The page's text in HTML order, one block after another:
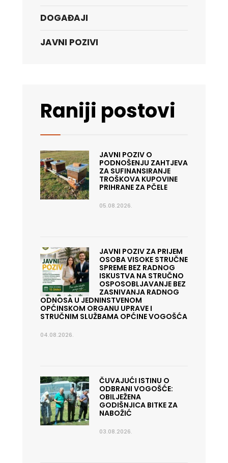
DOGAĐAJI
JAVNI POZIVI
Raniji postovi
JAVNI POZIV O
PODNOŠENJU ZAHTJEVA
ZA SUFINANSIRANJE
TROŠKOVA KUPOVINE
PRIHRANE ZA PČELE
05.08.2026.
JAVNI POZIV ZA PRIJEM
OSOBA VISOKE STRUČNE
SPREME BEZ RADNOG
ISKUSTVA NA STRUČNO
OSPOSOBLJAVANJE BEZ
ZASNIVANJA RADNOG
ODNOSA U JEDNINSTVENOM
OPĆINSKOM ORGANU UPRAVE I
STRUČNIM SLUŽBAMA OPĆINE VOGOŠĆA
04.08.2026.
ČUVAJUĆI ISTINU O
ODBRANI VOGOŠĆE:
OBILJEŽENA
GODIŠNJICA BITKE ZA
NABOŽIĆ
03.08.2026.